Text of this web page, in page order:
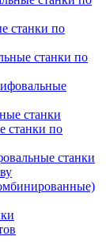
станки по
станки по
станки
станки по
станки